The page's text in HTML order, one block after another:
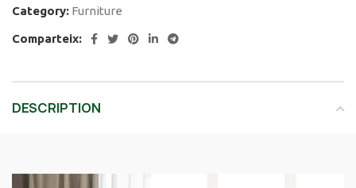
Category: Furniture
Comparteix:
DESCRIPTION